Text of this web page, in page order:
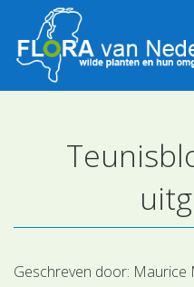
Plantensoorten
Plantengemeenschappen
Determineren
Geschreven door: Maurice